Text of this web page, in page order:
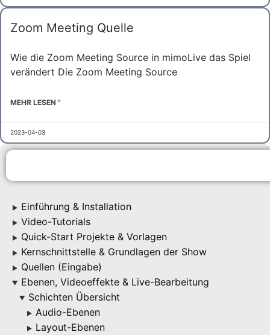
▶ Einführung & Installation
▶ Video-Tutorials
▶ Quick-Start Projekte & Vorlagen
▶ Kernschnittstelle & Grundlagen der Show
▶ Quellen (Eingabe)
▶ Ebenen, Videoeffekte & Live-Bearbeitung
▶ Schichten Übersicht
▶ Audio-Ebenen
▶ Layout-Ebenen
Zoom Meeting Quelle
Wie die Zoom Meeting Source in mimoLive das Spiel
verändert Die Zoom Meeting Source
MEHR LESEN "
2023-04-03